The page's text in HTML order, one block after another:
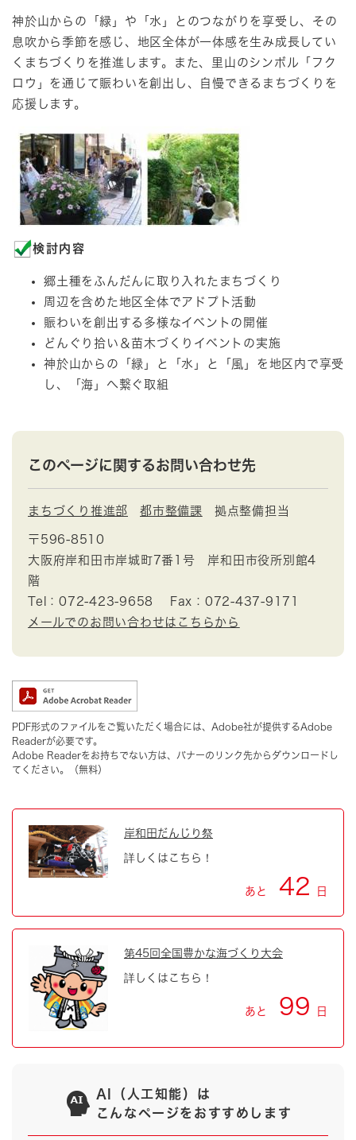
神於山からの「緑」や「水」とのつながりを享受し、その
息吹から季節を感じ、地区全体が一体感を生み成長してい
くまちづくりを推進します。また、里山のシンボル「フク
ロウ」を通じて賑わいを創出し、自慢できるまちづくりを
応援します。
検討内容
郷土種をふんだんに取り入れたまちづくり
周辺を含めた地区全体でアドプト活動
賑わいを創出する多様なイベントの開催
どんぐり拾い＆苗木づくりイベントの実施
神於山からの「緑」と「水」と「風」を地区内で享受
し、「海」へ繋ぐ取組
このページに関するお問い合わせ先
まちづくり推進部 都市整備課 拠点整備担当
〒596-8510
大阪府岸和田市岸城町7番1号 岸和田市役所別館4
階
Tel：072-423-9658
Fax：072-437-9171
メールでのお問い合わせはこちらから
PDF形式のファイルをご覧いただく場合には、Adobe社が提供するAdobe
Readerが必要です。
Adobe Readerをお持ちでない方は、バナーのリンク先からダウンロードし
てください。（無料）
岸和田だんじり祭
詳しくはこちら！
あと 42 日
第45回全国豊かな海づくり大会
詳しくはこちら！
あと 99 日
AI（人工知能）は
こんなページをおすすめします